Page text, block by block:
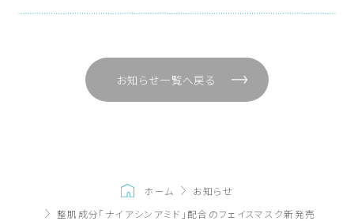
お知らせ一覧へ戻る
ホーム
お知らせ
整肌成分「ナイアシンアミド」配合のフェイスマスク新発売